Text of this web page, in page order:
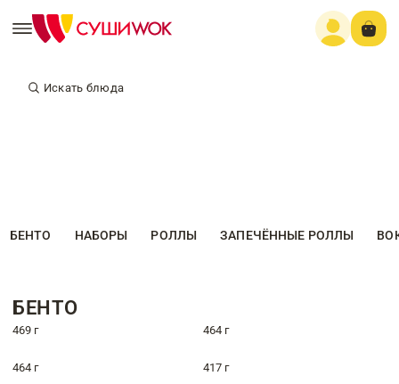
Искать блюда
БЕНТО НАБОРЫ РОЛЛЫ ЗАПЕЧЁННЫЕ РОЛЛЫ
БЕНТО
469 г 464 г
464 г 417 г